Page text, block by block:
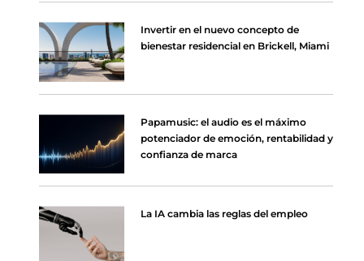
Invertir en el nuevo concepto de
bienestar residencial en Brickell, Miami
Papamusic: el audio es el máximo
potenciador de emoción, rentabilidad y
confianza de marca
La IA cambia las reglas del empleo